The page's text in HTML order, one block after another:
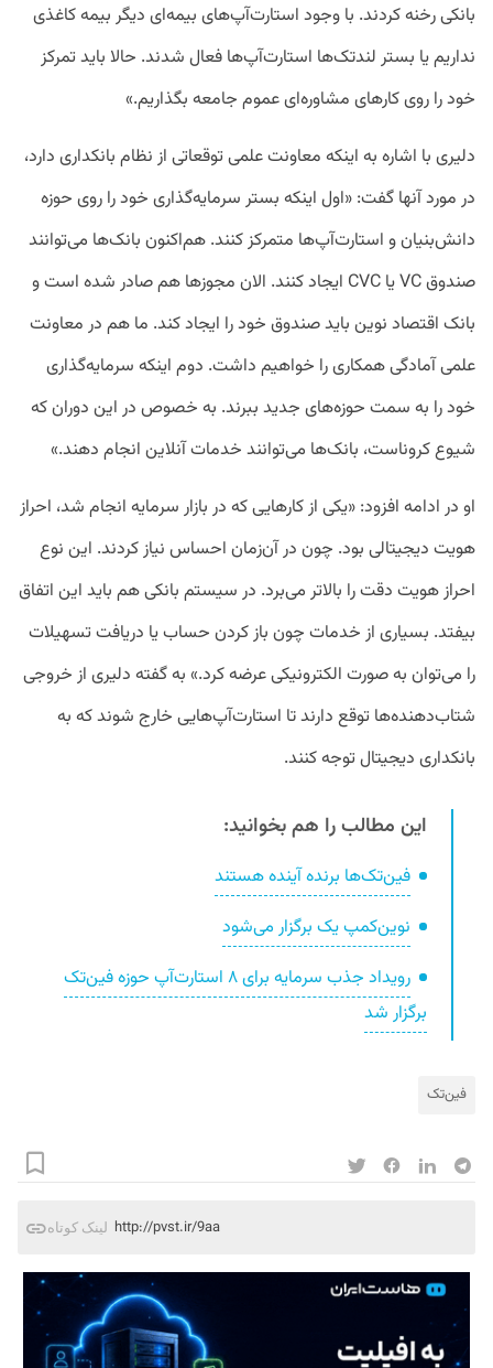
بانکی رخنه کردند. با وجود استارت‌آپ‌های بیمه‌ای دیگر بیمه کاغذی
نداریم یا بستر لند‌تک‌ها استارت‌آپ‌ها فعال شدند. حالا باید تمرکز
خود را روی کارهای مشاوره‌ای عموم جامعه بگذاریم.»
دلیری با اشاره به اینکه معاونت علمی توقعاتی از نظام بانکداری دارد،
در مورد آنها گفت: «اول اینکه بستر سرمایه‌گذاری خود را روی حوزه
دانش‌بنیان و استارت‌آپ‌ها متمرکز کنند. هم‌اکنون بانک‌ها می‌توانند
صندوق VC یا CVC ایجاد کنند. الان مجوزها هم صادر شده است و
بانک اقتصاد نوین باید صندوق خود را ایجاد کند. ما هم در معاونت
علمی آمادگی همکاری را خواهیم داشت. دوم اینکه سرمایه‌گذاری
خود را به سمت حوزه‌های جدید ببرند. به خصوص در این دوران که
شیوع کروناست، بانک‌ها می‌توانند خدمات آنلاین انجام دهند.»
او در ادامه افزود: «یکی از کارهایی که در بازار سرمایه انجام شد، احراز
هویت دیجیتالی بود. چون در آن‌زمان احساس نیاز کردند. این نوع
احراز هویت دقت را بالاتر می‌برد. در سیستم بانکی هم باید این اتفاق
بیفتد. بسیاری از خدمات چون باز کردن حساب یا دریافت تسهیلات
را می‌توان به صورت الکترونیکی عرضه کرد.» به گفته دلیری از خروجی
شتاب‌دهنده‌ها توقع دارند تا استارت‌آپ‌هایی خارج شوند که به
بانکداری دیجیتال توجه کنند.
این مطالب را هم بخوانید:
فین‌تک‌ها برنده آینده هستند
نوین‌کمپ یک برگزار می‌شود
رویداد جذب سرمایه برای ۸ استارت‌آپ حوزه فین‌تک
برگزار شد
فین‌تک‌
لینک کوتاه http://pvst.ir/9aa